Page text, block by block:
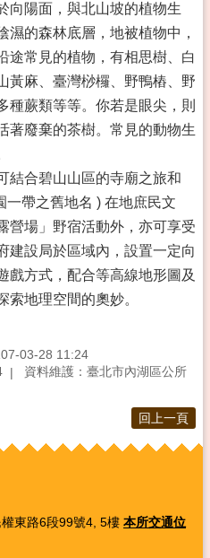
向陽面，與北山坡的植物生
的森林底層，地被植物中，
途常見的植物，有相思樹、白
黃麻、臺灣桫欏、野鴨樁、野
種蕨類等等。你若是眼尖，則
著廢棄的茶樹。常見的動物生
結合碧山山區的寺廟之旅和
一帶之舊地名 ) 在地庶民文
營場」野宿活動外，亦可享受
建設局於區域內，設置一定向
戲方式，配合等高線地形圖及
索地理空間的奧妙。
03-28 11:24
資料維護：臺北市內湖區公所
回上一頁
東路6段99號4, 5樓 本所交通位